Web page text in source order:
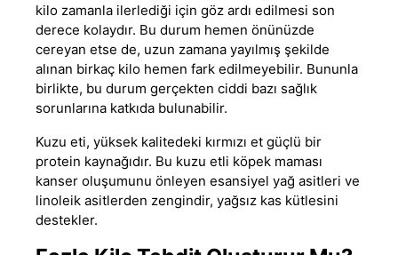
kilo zamanla ilerlediği için göz ardı edilmesi son
derece kolaydır. Bu durum hemen önünüzde
cereyan etse de, uzun zamana yayılmış şekilde
alınan birkaç kilo hemen fark edilmeyebilir. Bununla
birlikte, bu durum gerçekten ciddi bazı sağlık
sorunlarına katkıda bulunabilir.
Kuzu eti, yüksek kalitedeki kırmızı et güçlü bir
protein kaynağıdır. Bu kuzu etli köpek maması
kanser oluşumunu önleyen esansiyel yağ asitleri ve
linoleik asitlerden zengindir, yağsız kas kütlesini
destekler.